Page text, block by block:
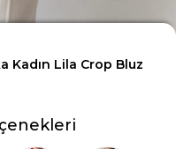
Kadın Lila Crop Bluz